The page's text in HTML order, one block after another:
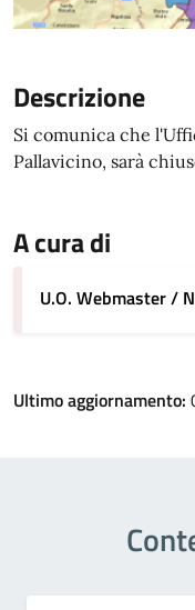
Descrizione
Si comunica che
Pallavicino, sarà
A cura di
U.O. Webmaster /
Ultimo aggiornamento: